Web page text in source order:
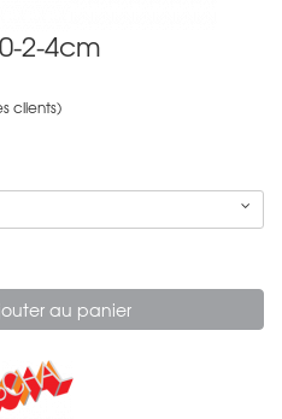
2-4cm
clients)
au panier